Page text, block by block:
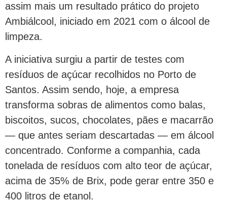
assim mais um resultado prático do projeto
Ambiálcool, iniciado em 2021 com o álcool de
limpeza.
A iniciativa surgiu a partir de testes com
resíduos de açúcar recolhidos no Porto de
Santos. Assim sendo, hoje, a empresa
transforma sobras de alimentos como balas,
biscoitos, sucos, chocolates, pães e macarrão
— que antes seriam descartadas — em álcool
concentrado. Conforme a companhia, cada
tonelada de resíduos com alto teor de açúcar,
acima de 35% de Brix, pode gerar entre 350 e
400 litros de etanol.